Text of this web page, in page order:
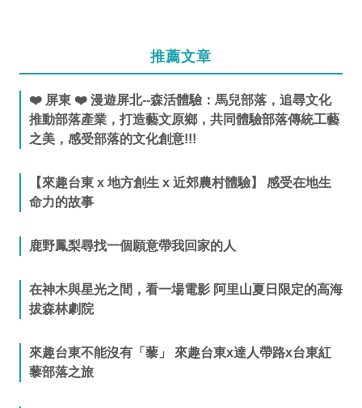
推薦文章
❤️ 屏東 ❤️ 漫遊屏北--森活體驗：馬兒部落，追尋文化
推動部落產業，打造藝文原鄉，共同體驗部落傳統工藝
之美，感受部落的文化創意!!!
【來趣台東 x 地方創生 x 近郊農村體驗】 感受在地生
命力的故事
鹿野鳳梨尋找一個願意帶我回家的人
在神木與星光之間，看一場電影 阿里山夏日限定的高海
拔森林劇院
來趣台東不能沒有「藜」 來趣台東x達人帶路x台東紅
藜部落之旅